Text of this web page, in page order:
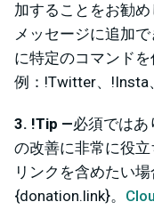
加することをお勧
メッセージに追加
に特定のコマンド
例：!Twitter、!Insta
3. !Tip —必須ではあ
の改善に非常に役
リンクを含めたい
{donation.link}。